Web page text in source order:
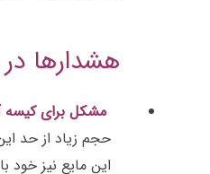
هشدارها
مشکل برای کیسه
حجم زیاد از حد